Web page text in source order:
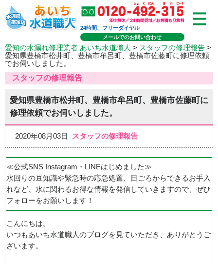
24時間、フリーダイヤル
メールでのお問い合わせ
愛知の水漏れ修理業者 あいち水道職人 > スタッフの修理報告 >
愛知県豊橋市松井町、豊橋市牟呂町、豊橋市佐藤町に修理依頼
でお伺いしました。
スタッフの修理報告
愛知県豊橋市松井町、豊橋市牟呂町、豊橋市佐藤町に
修理依頼でお伺いしました。
2020年08月03日 スタッフの修理報告
≪公式SNS Instagram・LINEはじめました≫
水回りの豆知識や緊急時の応急処置、日ごろからできるお手入
れなど、水に関わるお得な情報を発信していきますので、ぜひ
フォローをお願いします！
こんにちは。
いつもあいち水道職人のブログを見ていただき、ありがとうご
ざいます。